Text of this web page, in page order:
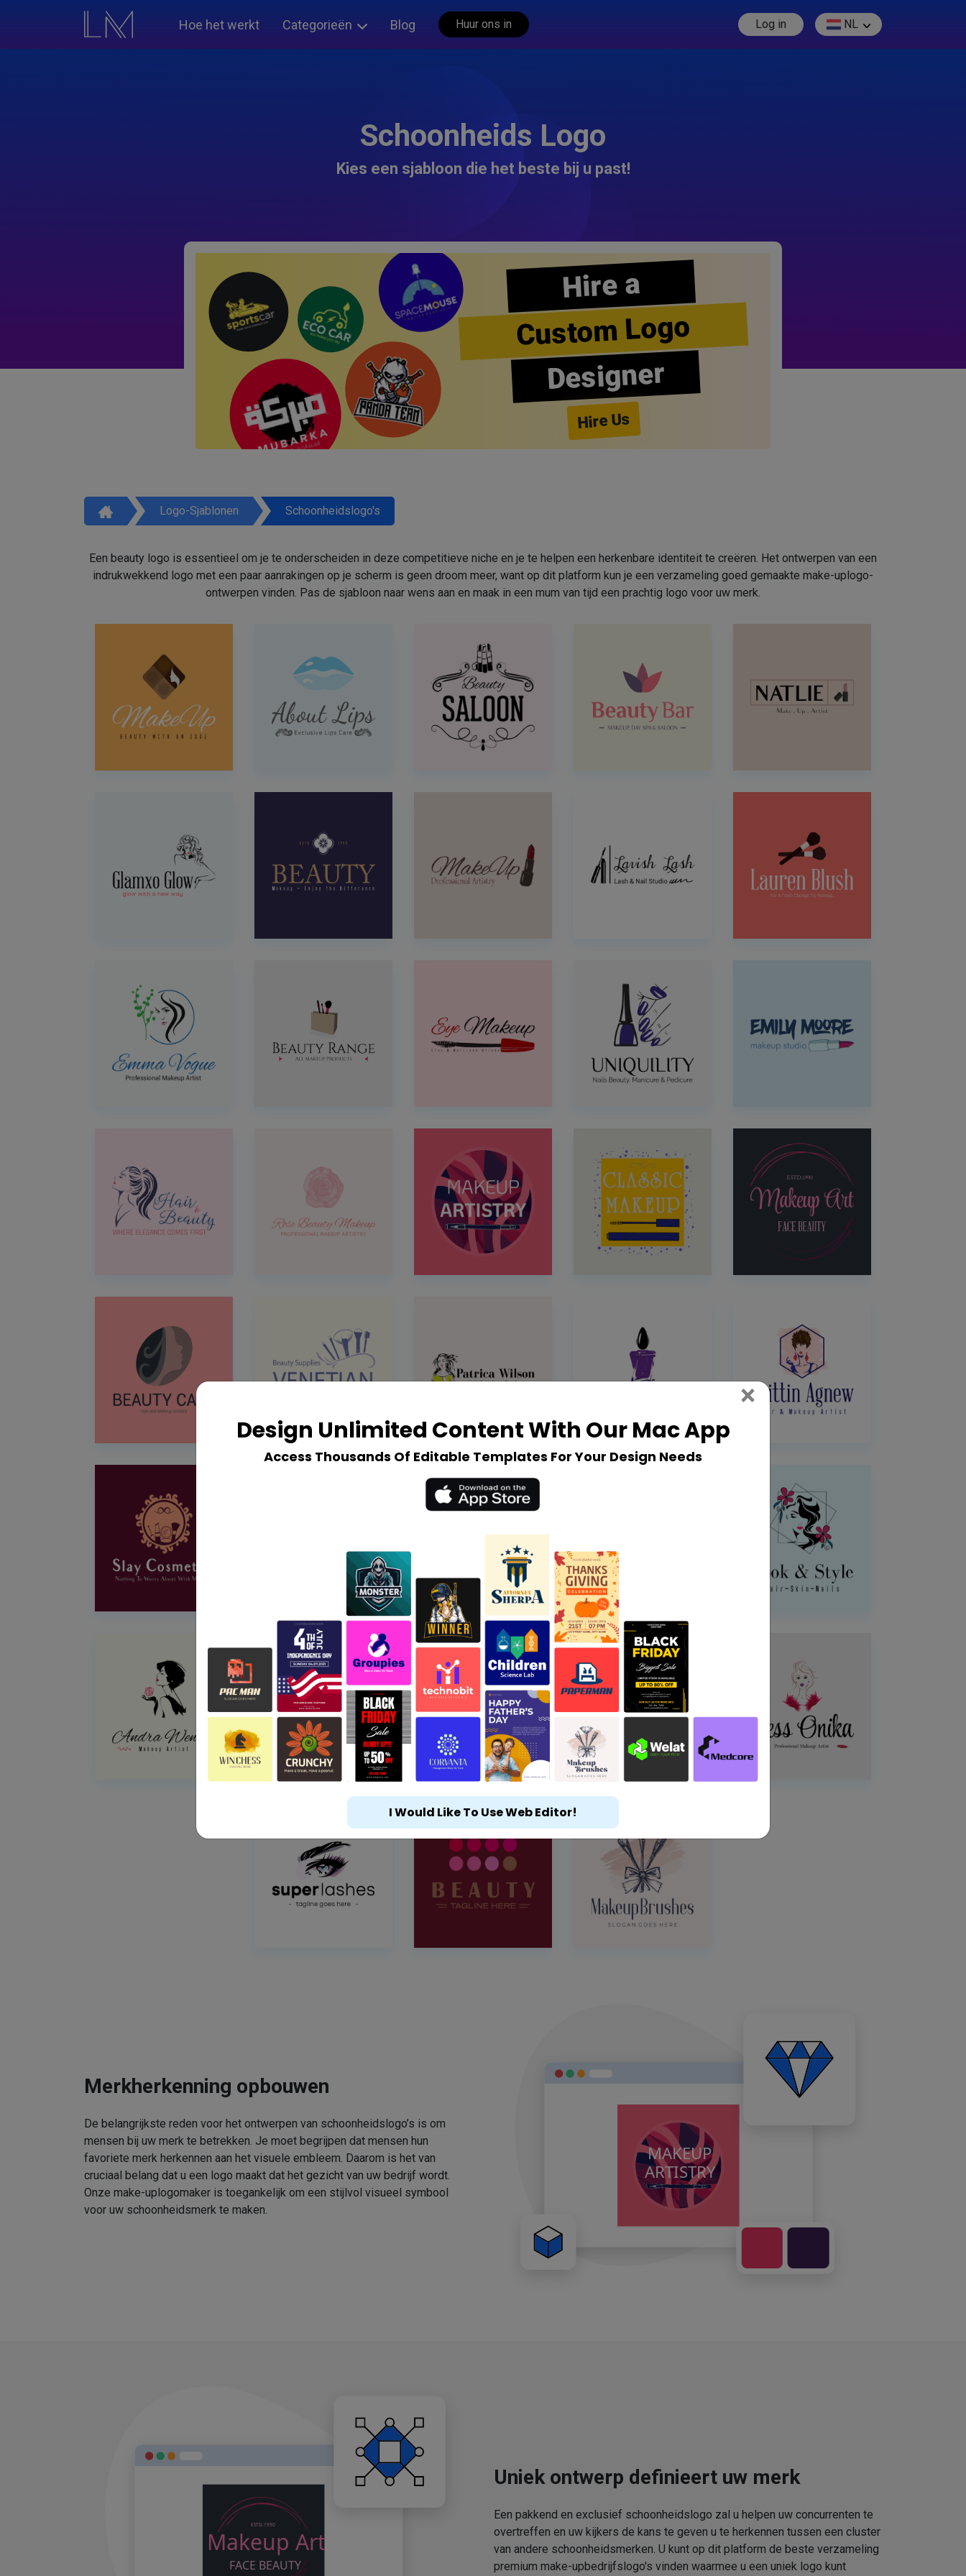
Hoe het werkt Categorieën Blog Huur ons in Log in NL
Schoonheids Logo
Kies een sjabloon die het beste bij u past!
Hire a
Custom Logo
Designer
Hire Us
Logo-Sjablonen Schoonheidslogo's
Een beauty logo is essentieel om je te onderscheiden in deze competitieve niche en je te helpen een herkenbare identiteit te creëren. Het ontwerpen van een
indrukwekkend logo met een paar aanrakingen op je scherm is geen droom meer, want op dit platform kun je een verzameling goed gemaakte make-uplogo-
ontwerpen vinden. Pas de sjabloon naar wens aan en maak in een mum van tijd een prachtig logo voor uw merk.
Merkherkenning opbouwen
De belangrijkste reden voor het ontwerpen van schoonheidslogo’s is om
mensen bij uw merk te betrekken. Je moet begrijpen dat mensen hun
favoriete merk herkennen aan het visuele embleem. Daarom is het van
cruciaal belang dat u een logo maakt dat het gezicht van uw bedrijf wordt.
Onze make-uplogomaker is toegankelijk om een stijlvol visueel symbool
voor uw schoonheidsmerk te maken.
Uniek ontwerp definieert uw merk
Een pakkend en exclusief schoonheidslogo zal u helpen uw concurrenten te
overtreffen en uw kijkers de kans te geven u te herkennen tussen een cluster
van andere schoonheidsmerken. U kunt op dit platform de beste verzameling
premium make-upbedrijfslogo's vinden waarmee u een uniek logo kunt
Design Unlimited Content With Our Mac App
Access Thousands Of Editable Templates For Your Design Needs
× Close
I Would Like To Use Web Editor!